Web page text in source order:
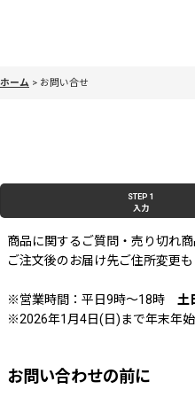
ホーム > お問い合せ
STEP 1
入力
商品に関するご質問・売り切れ
ご注文後のお届け先ご住所変更
※営業時間：平日9時〜18時 土
※2026年1月4日(日)まで年末年
お問い合わせの前に